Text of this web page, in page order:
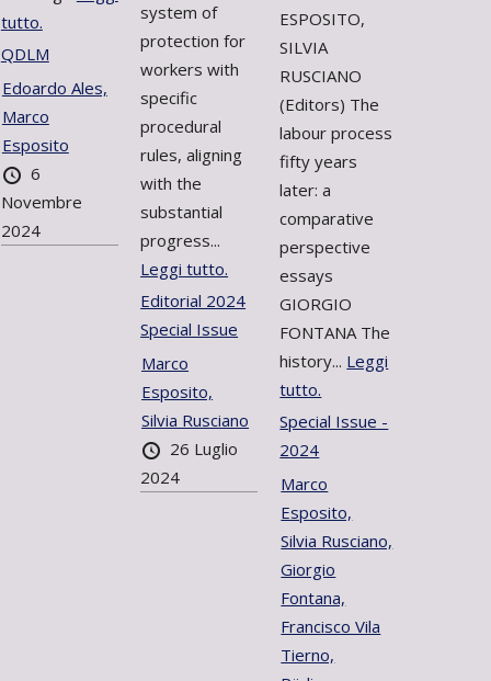
tutto.
QDLM
Edoardo Ales,
Marco
Esposito
6
Novembre
2024
system of
protection for
workers with
specific
procedural
rules, aligning
with the
substantial
progress...
Leggi tutto.
Editorial 2024
Special Issue
Marco
Esposito,
Silvia Rusciano
26 Luglio
2024
ESPOSITO,
SILVIA
RUSCIANO
(Editors) The
labour process
fifty years
later: a
comparative
perspective
essays
GIORGIO
FONTANA The
history... Leggi
tutto.
Special Issue -
2024
Marco
Esposito,
Silvia Rusciano,
Giorgio
Fontana,
Francisco Vila
Tierno,